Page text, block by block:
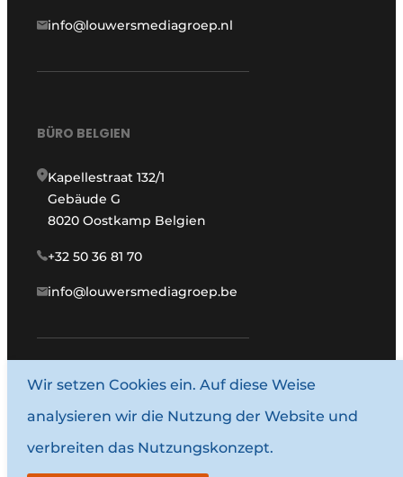
info@louwersmediagroep.nl
BÜRO BELGIEN
Kapellestraat 132/1
Gebäude G
8020 Oostkamp Belgien
+32 50 36 81 70
info@louwersmediagroep.be
www.louwersmediagroep.com
© 1987–2026 Louwersmediagroep.
Allgemeine Bedingungen und Konditionen
Wir setzen Cookies ein. Auf diese Weise
analysieren wir die Nutzung der Website und
verbreiten das Nutzungskonzept.